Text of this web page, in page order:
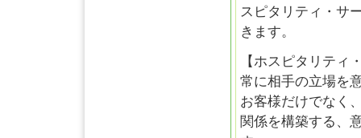
スピタリティ・サ
きます。
【ホスピタリティ
常に相手の立場を
お客様だけでなく
関係を構築する、